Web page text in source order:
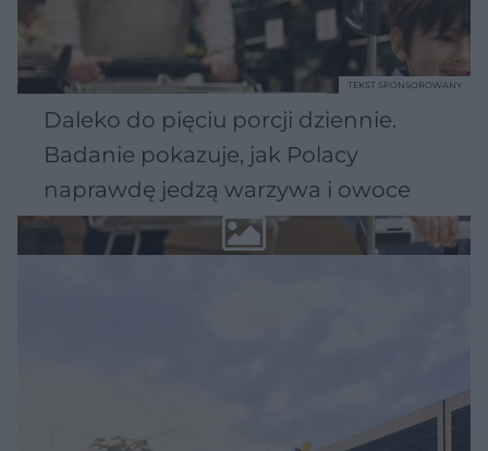
Daleko do pięciu porcji dziennie.
Badanie pokazuje, jak Polacy
naprawdę jedzą warzywa i owoce
TEKST SPONSOROWANY